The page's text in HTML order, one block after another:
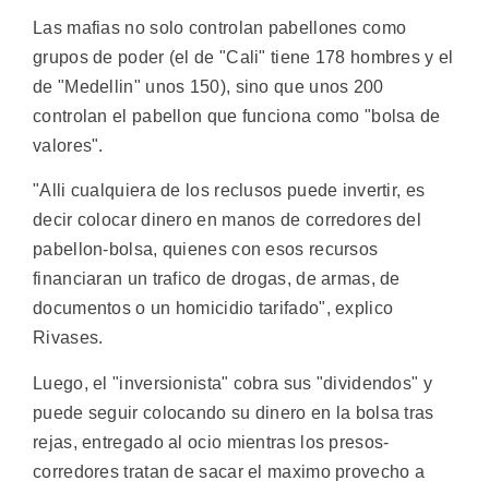
Las mafias no solo controlan pabellones como
grupos de poder (el de "Cali" tiene 178 hombres y el
de "Medellin" unos 150), sino que unos 200
controlan el pabellon que funciona como "bolsa de
valores".
"Alli cualquiera de los reclusos puede invertir, es
decir colocar dinero en manos de corredores del
pabellon-bolsa, quienes con esos recursos
financiaran un trafico de drogas, de armas, de
documentos o un homicidio tarifado", explico
Rivases.
Luego, el "inversionista" cobra sus "dividendos" y
puede seguir colocando su dinero en la bolsa tras
rejas, entregado al ocio mientras los presos-
corredores tratan de sacar el maximo provecho a